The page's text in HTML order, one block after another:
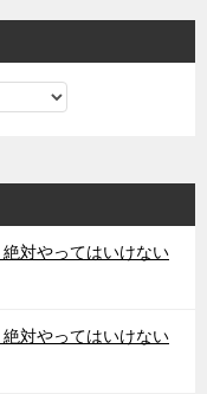
対やってはいけない
対やってはいけない